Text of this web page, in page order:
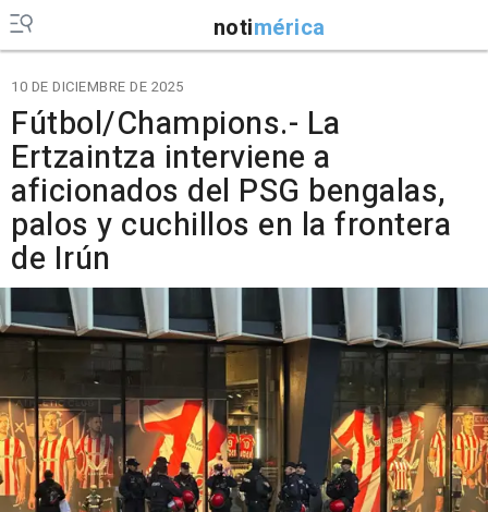
notimérica
10 DE DICIEMBRE DE 2025
Fútbol/Champions.- La
Ertzaintza interviene a
aficionados del PSG bengalas,
palos y cuchillos en la frontera
de Irún